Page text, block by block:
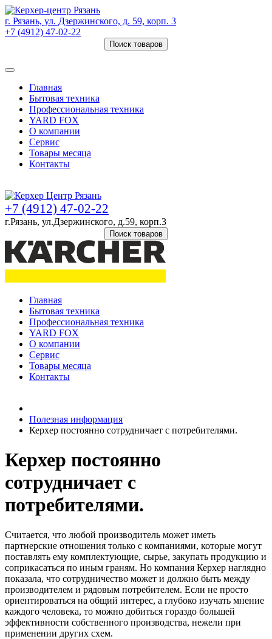
г. Рязань, ул. Дзержинского, д. 59, корп. 3
+7 (4912) 47-02-22
Поиск товаров
Главная
Бытовая техника
Профессиональная техника
YARD FOX
О компании
Сервис
Товары месяца
Контакты
+7 (4912) 47-02-22
г.Рязань, ул.Дзержинского, д.59, корп.3
Поиск товаров
Главная
Бытовая техника
Профессиональная техника
YARD FOX
О компании
Сервис
Товары месяца
Контакты
Полезная информация
Керхер постоянно сотрудничает с потребителями.
Керхер постоянно
сотрудничает с
потребителями.
Считается, что любой производитель может иметь
партнерские отношения только с компаниями, которые могут
поставлять ему комплектующие, сырье, закупать продукцию и
соприкасаться по иным граням. Но компания Керхер наглядно
показала, что сотрудничество может и должно быть между
производителем и рядовым потребителем. Если не просто
ориентироваться на общий интерес, а глубоко изучать мнение
каждого человека, то можно добиться гораздо большей
эффективности собственного производства, нежели при
применении других схем.